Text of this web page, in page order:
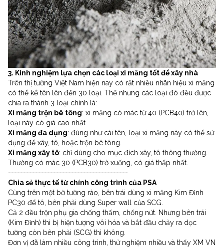
3. Kinh nghiệm lựa chọn các loại xi măng tốt để xây nhà
Trên thị tường Việt Nam hiện nay có rất nhiều nhãn hiệu xi măng
có thể kể tên lên đến 30 loại. Thế nhưng các loại đó đều được
chia ra thành 3 loại chính là:
Xi măng trộn bê tông: xi măng có mác từ 40 (PCB40) trở lên,
loại này có giá cao nhất.
Xi măng đa dụng: đúng như cái tên, loại xi măng này có thể sử
dụng để xây, tô, hoặc trộn bê tông.
Xi măng xây tô: chỉ dùng cho mục đích xây, tô thông thường.
Thường có mác 30 (PCB30) trở xuống, có giá thấp nhất.
----------------------------------------
Chia sẻ thực tế từ chính công trình của PSA
Cùng trên một bờ tường rào, bên trái dùng xi măng Kim Đỉnh
PC30 để tô, bên phải dùng Super wall của SCG.
Cả 2 đều trộn phụ gia chống thấm, chống nứt. Nhưng bên trái
(Kim Đỉnh) thì bị hiện tượng vôi hóa và bắt đầu chảy ra dọc
tường còn bên phải (SCG) thì không.
Đơn vị đã làm nhiều công trình, thử nghiệm nhiều và thấy XM VN